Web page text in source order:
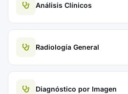
Análisis Clínicos
Radiología General
Diagnóstico por Imagen